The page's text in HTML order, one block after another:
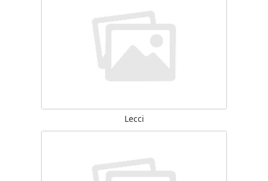
Lecci